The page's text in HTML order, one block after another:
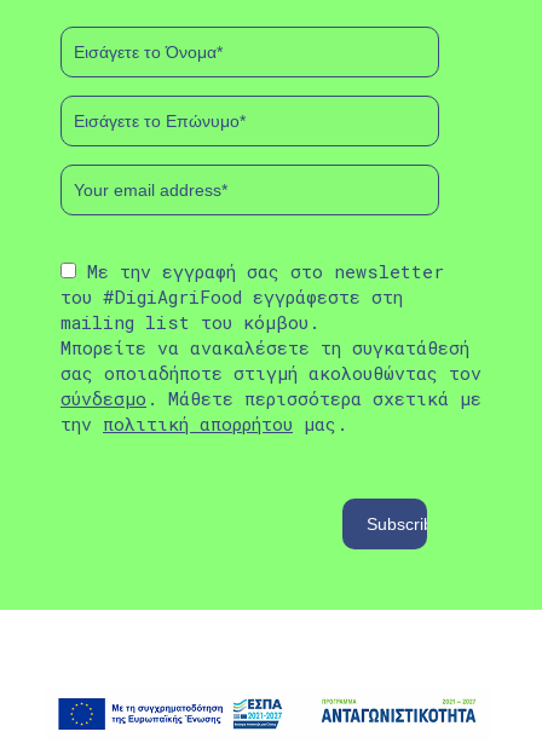
Με την εγγραφή σας στο newsletter
του #DigiAgriFood εγγράφεστε στη
mailing list του κόμβου.
Μπορείτε να ανακαλέσετε τη συγκατάθεσή
σας οποιαδήποτε στιγμή ακολουθώντας τον
σύνδεσμο . Μάθετε περισσότερα σχετικά με
την πολιτική απορρήτου μας.